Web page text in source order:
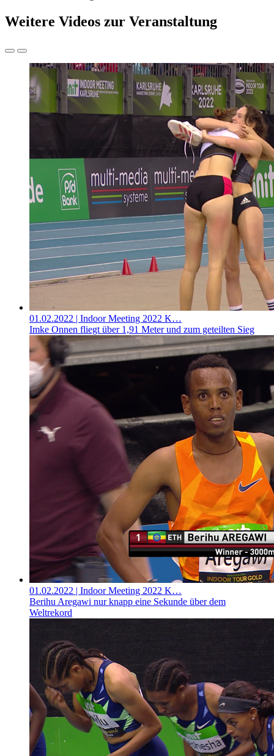
Weitere Videos zur Veranstaltung
01.02.2022 | Indoor Meeting 2022 K…
Imke Onnen fliegt über 1,91 Meter und zum geteilten Sieg
01.02.2022 | Indoor Meeting 2022 K…
Berihu Aregawi nur knapp eine Sekunde über dem
Weltrekord